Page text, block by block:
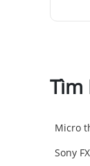
Tìm
Micro
Sony